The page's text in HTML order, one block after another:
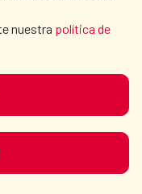
en
a
calidad en al
Latina.
nuestra política de